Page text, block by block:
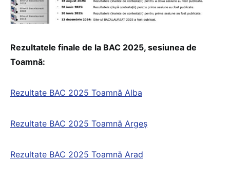
Rezultatele finale de la BAC 2025, sesiunea de
Toamnă:
Rezultate BAC 2025 Toamnă Alba
Rezultate BAC 2025 Toamnă Argeș
Rezultate BAC 2025 Toamnă Arad